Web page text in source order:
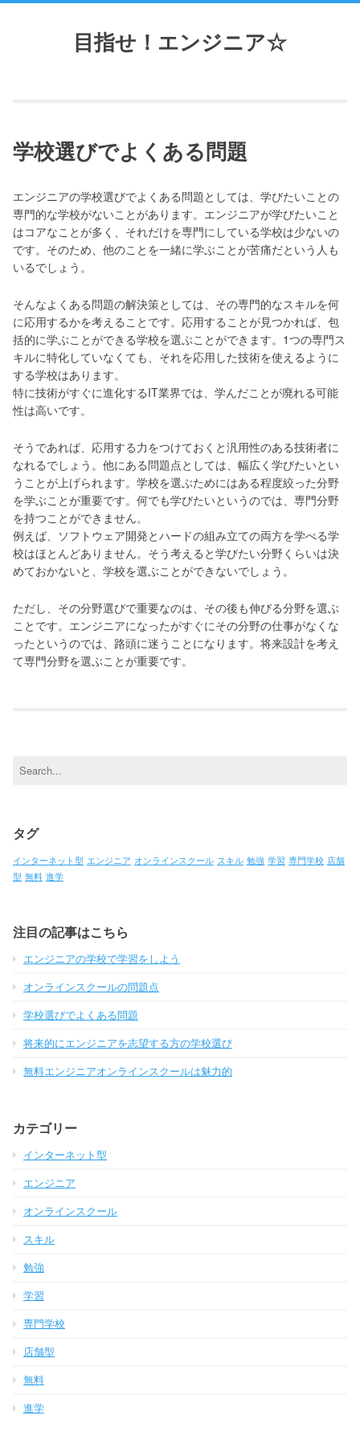
目指せ！エンジニア☆
学校選びでよくある問題
エンジニアの学校選びでよくある問題としては、学びたいことの
専門的な学校がないことがあります。エンジニアが学びたいこと
はコアなことが多く、それだけを専門にしている学校は少ないの
です。そのため、他のことを一緒に学ぶことが苦痛だという人も
いるでしょう。
そんなよくある問題の解決策としては、その専門的なスキルを何
に応用するかを考えることです。応用することが見つかれば、包
括的に学ぶことができる学校を選ぶことができます。1つの専門ス
キルに特化していなくても、それを応用した技術を使えるように
する学校はあります。
特に技術がすぐに進化するIT業界では、学んだことが廃れる可能
性は高いです。
そうであれば、応用する力をつけておくと汎用性のある技術者に
なれるでしょう。他にある問題点としては、幅広く学びたいとい
うことが上げられます。学校を選ぶためにはある程度絞った分野
を学ぶことが重要です。何でも学びたいというのでは、専門分野
を持つことができません。
例えば、ソフトウェア開発とハードの組み立ての両方を学べる学
校はほとんどありません。そう考えると学びたい分野くらいは決
めておかないと、学校を選ぶことができないでしょう。
ただし、その分野選びで重要なのは、その後も伸びる分野を選ぶ
ことです。エンジニアになったがすぐにその分野の仕事がなくな
ったというのでは、路頭に迷うことになります。将来設計を考え
て専門分野を選ぶことが重要です。
Search
for:
タグ
インターネット型 エンジニア オンラインスクール スキル 勉強 学習 専門学校 店舗
型 無料 進学
注目の記事はこちら
エンジニアの学校で学習をしよう
オンラインスクールの問題点
学校選びでよくある問題
将来的にエンジニアを志望する方の学校選び
無料エンジニアオンラインスクールは魅力的
カテゴリー
インターネット型
エンジニア
オンラインスクール
スキル
勉強
学習
専門学校
店舗型
無料
進学